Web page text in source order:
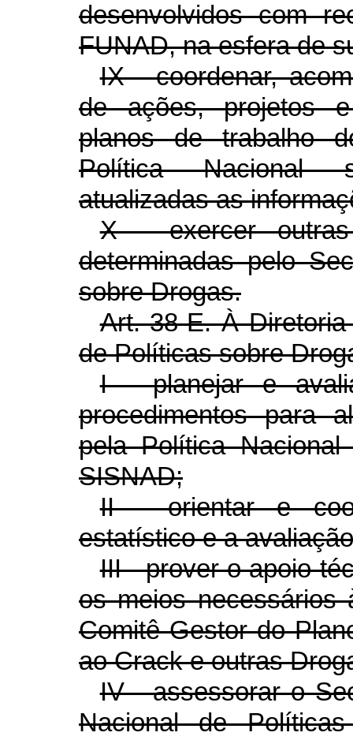
desenvolvidos com
FUNAD, na esfera de
IX - coordenar,
de ações, projetos
planos de trabalho
Política Nacional
atualizadas as
X - exercer
determinadas pelo
sobre Drogas.
Art. 38-E. À
de Políticas sobre
I - planejar e
procedimentos para
pela Política
SISNAD;
II - orientar e
estatístico e a
III - prover o apoio
os meios necessários
Comitê Gestor do
ao Crack e outras
IV - assessorar o
Nacional de